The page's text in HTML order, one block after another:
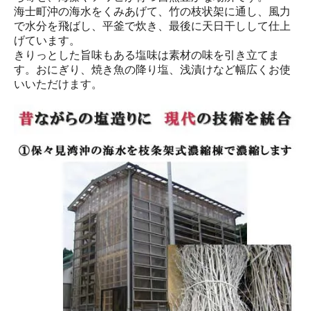
海士町沖の海水をくみあげて、竹の枝状架に通し、風力
で水分を飛ばし、平釜で炊き、最後に天日干しして仕上
げています。
きりっとした旨味もある塩味は素材の味を引き立てま
す。おにぎり、焼き魚の降り塩、浅漬けなど幅広くお使
いいただけます。